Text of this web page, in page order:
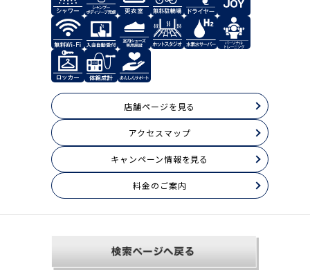
店舗ページを見る
アクセスマップ
キャンペーン情報を見る
料⾦のご案内